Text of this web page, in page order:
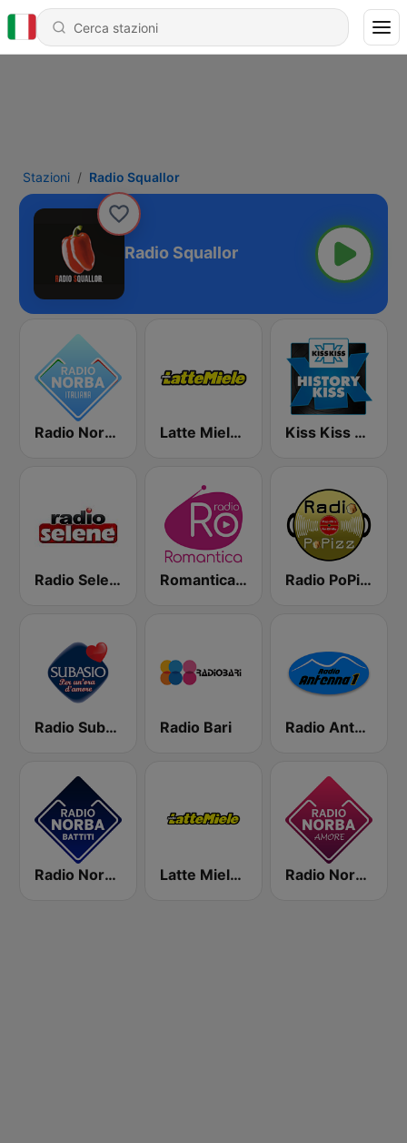
Stazioni Radio Squallor
Radio Squallor
Radio Norba Italiana Latte Miele Puglia Kiss Kiss History Kiss
Radio Selene Romantica Radio Radio PoPizz
Radio Subasio Per Un'Ora D'Amore Radio Bari Radio Antenna 1
Radio Norba Batiti Latte Miele Ascoli Radio Norba Amore